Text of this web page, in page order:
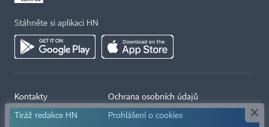
Stáhněte si aplikaci HN
Kontakty
Tiráž redakce HN
Ochrana osobních údajů
Prohlášení o cookies